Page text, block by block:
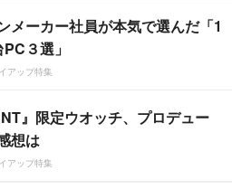
メーカー社員が本気で選んだ「1
３選」
アップ特集
』限定ウオッチ、プロデュー
想は
アップ特集